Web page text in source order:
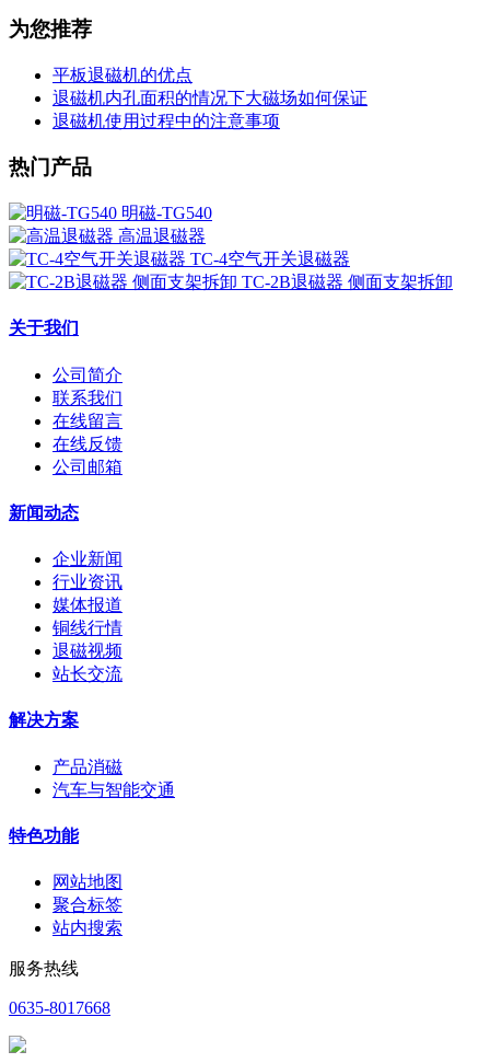
为您推荐
平板退磁机的优点
退磁机内孔面积的情况下大磁场如何保证
退磁机使用过程中的注意事项
热门产品
明磁-TG540
高温退磁器
TC-4空气开关退磁器
TC-2B退磁器 侧面支架拆卸
关于我们
公司简介
联系我们
在线留言
在线反馈
公司邮箱
新闻动态
企业新闻
行业资讯
媒体报道
铜线行情
退磁视频
站长交流
解决方案
产品消磁
汽车与智能交通
特色功能
网站地图
聚合标签
站内搜索
服务热线
0635-8017668